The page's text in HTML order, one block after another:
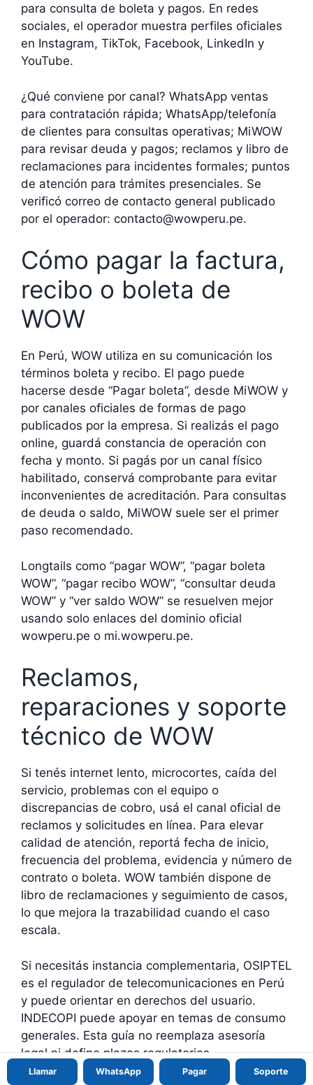
para consulta de boleta y pagos. En redes
sociales, el operador muestra perfiles oficiales
en Instagram, TikTok, Facebook, LinkedIn y
YouTube.
¿Qué conviene por canal? WhatsApp ventas
para contratación rápida; WhatsApp/telefonía
de clientes para consultas operativas; MiWOW
para revisar deuda y pagos; reclamos y libro de
reclamaciones para incidentes formales; puntos
de atención para trámites presenciales. Se
verificó correo de contacto general publicado
por el operador: contacto@wowperu.pe.
Cómo pagar la factura,
recibo o boleta de
WOW
En Perú, WOW utiliza en su comunicación los
términos boleta y recibo. El pago puede
hacerse desde “Pagar boleta”, desde MiWOW y
por canales oficiales de formas de pago
publicados por la empresa. Si realizás el pago
online, guardá constancia de operación con
fecha y monto. Si pagás por un canal físico
habilitado, conservá comprobante para evitar
inconvenientes de acreditación. Para consultas
de deuda o saldo, MiWOW suele ser el primer
paso recomendado.
Longtails como “pagar WOW”, “pagar boleta
WOW”, “pagar recibo WOW”, “consultar deuda
WOW” y “ver saldo WOW” se resuelven mejor
usando solo enlaces del dominio oficial
wowperu.pe o mi.wowperu.pe.
Reclamos,
reparaciones y soporte
técnico de WOW
Si tenés internet lento, microcortes, caída del
servicio, problemas con el equipo o
discrepancias de cobro, usá el canal oficial de
reclamos y solicitudes en línea. Para elevar
calidad de atención, reportá fecha de inicio,
frecuencia del problema, evidencia y número de
contrato o boleta. WOW también dispone de
libro de reclamaciones y seguimiento de casos,
lo que mejora la trazabilidad cuando el caso
escala.
Si necesitás instancia complementaria, OSIPTEL
es el regulador de telecomunicaciones en Perú
y puede orientar en derechos del usuario.
INDECOPI puede apoyar en temas de consumo
generales. Esta guía no reemplaza asesoría
legal ni define plazos regulatorios.
Llamar WhatsApp Pagar Soporte